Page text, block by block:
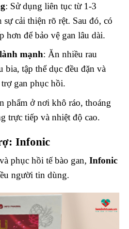
: Sử dụng liên tục từ 1-3
sự cải thiện rõ rệt. Sau đó, có
hơn để bảo vệ gan lâu dài.
mạnh: Ăn nhiều rau
bia, tập thể dục đều đặn và
gan phục hồi.
phẩm ở nơi khô ráo, thoáng
trực tiếp và nhiệt độ cao.
Infonic
phục hồi tế bào gan, Infonic
người tin dùng.